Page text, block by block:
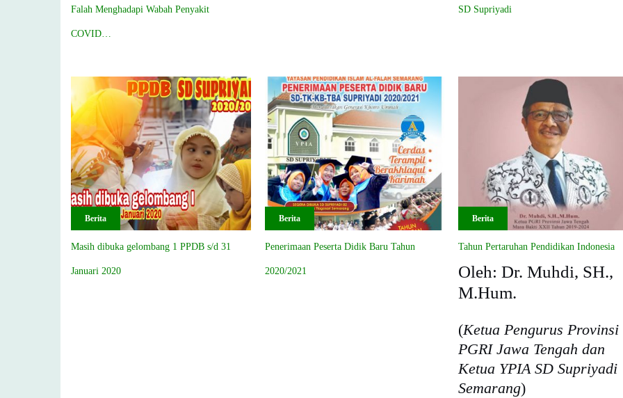
Falah Menghadapi Wabah Penyakit
COVID…
SD Supriyadi
Berita
Masih dibuka gelombang 1 PPDB s/d 31
Januari 2020
Berita
Penerimaan Peserta Didik Baru Tahun
2020/2021
Berita
Tahun Pertaruhan Pendidikan Indonesia
Oleh: Dr. Muhdi, SH.,
M.Hum.
(Ketua Pengurus Provinsi
PGRI Jawa Tengah dan
Ketua YPIA SD Supriyadi
Semarang)